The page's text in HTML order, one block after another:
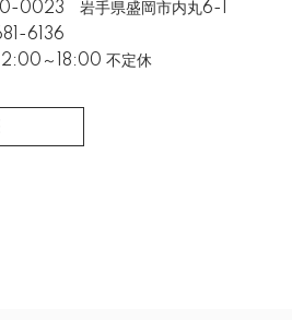
0023 岩手県盛岡市内丸6-1
6136
～18:00 不定休